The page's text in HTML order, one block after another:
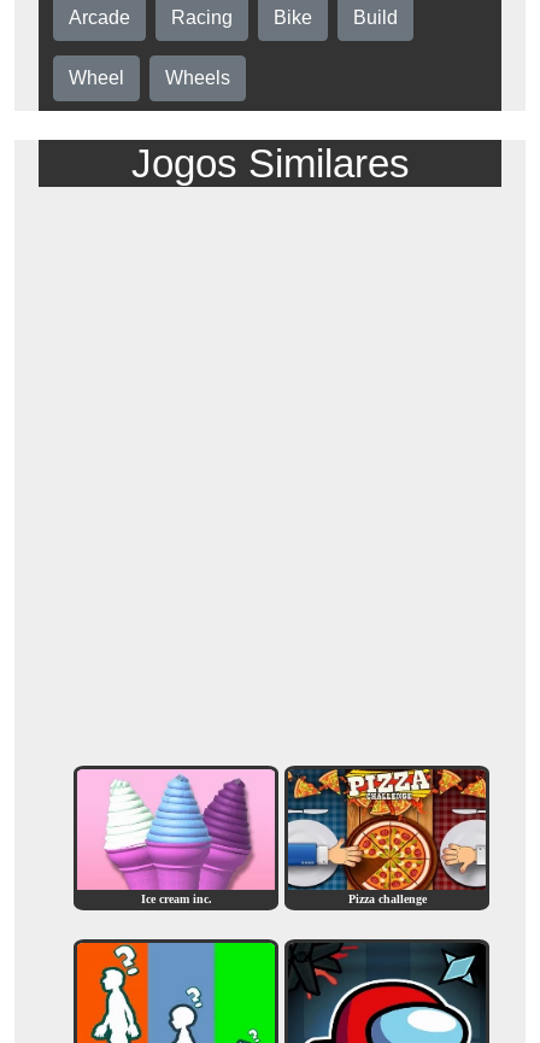
Arcade Racing Bike Build
Wheel Wheels
Jogos Similares
Ice cream inc. Pizza challenge